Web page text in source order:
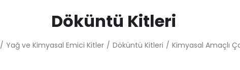
Döküntü Kitleri
Yağ ve Kimyasal Emici Kitler Döküntü Kitleri Kimyasal Amaçlı